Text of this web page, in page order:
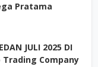
Pratama
JULI 2025 DI
Trading Company